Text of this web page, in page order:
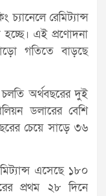
রেমিট্যান্স
এই প্রণোদনা
গতিতে বাড়ছে
চলতি অর্থবছরের দুই
ডলারের বেশি
চেয়ে সাড়ে ৩৬
এসেছে ১৮০
প্রথম ২৮ দিনে